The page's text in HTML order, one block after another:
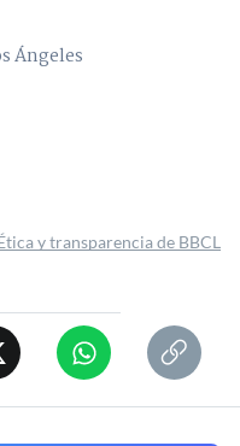
Ángeles
y transparencia de BBCL